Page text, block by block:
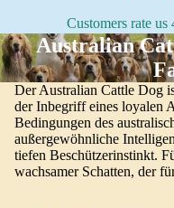
Customers rate
Australian
Der Australian Cattle Dog
der Inbegriff eines loyalen
Bedingungen des
außergewöhnliche
tiefen Beschützerinstinkt.
wachsamer Schatten, der